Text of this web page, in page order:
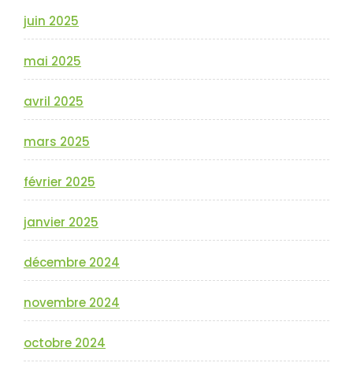
juin 2025
mai 2025
avril 2025
mars 2025
février 2025
janvier 2025
décembre 2024
novembre 2024
octobre 2024